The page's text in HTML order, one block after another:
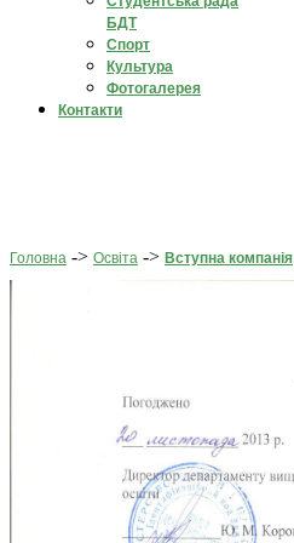
БДТ
Спорт
Культура
Фотогалерея
Контакти
Головна -> Освіта -> Вступна компанія